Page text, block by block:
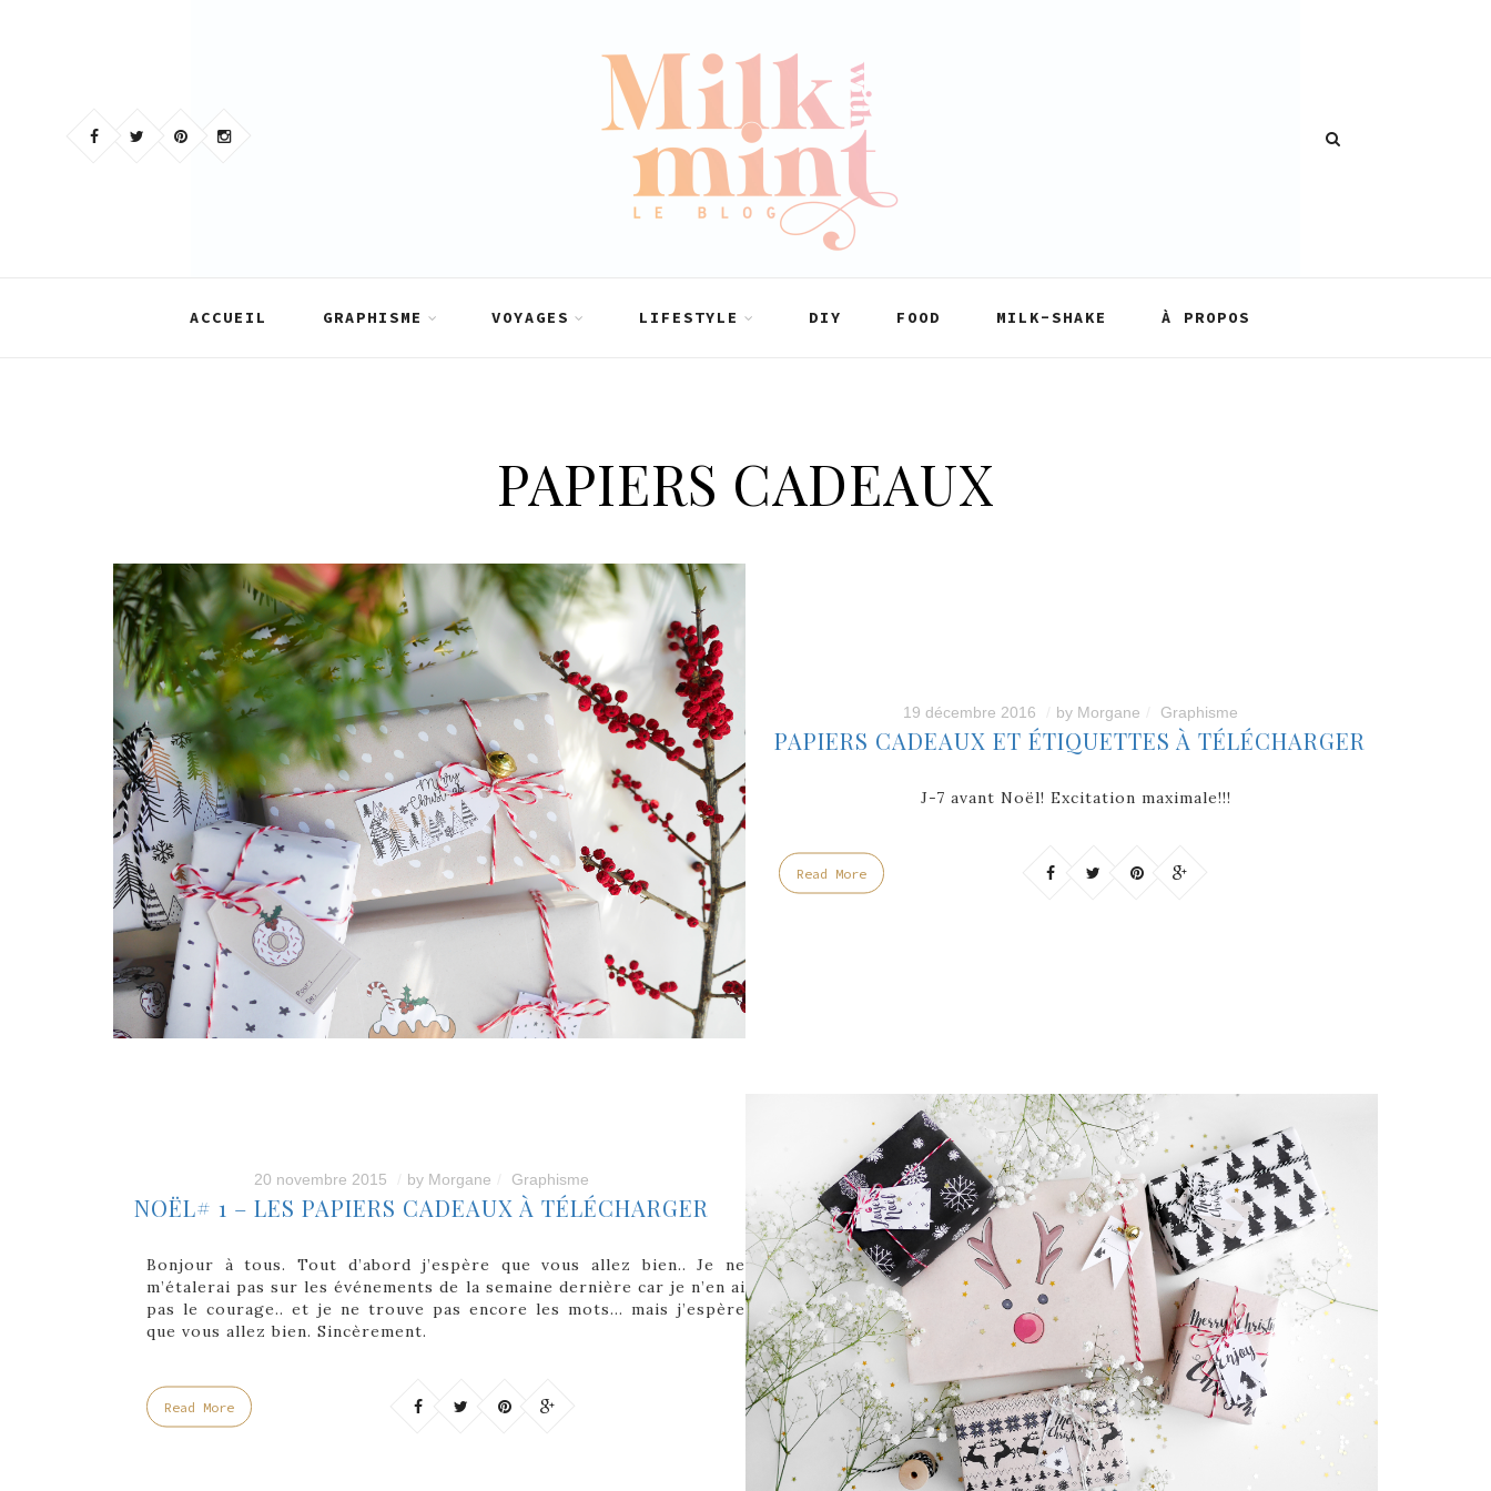
ACCUEIL GRAPHISME VOYAGES LIFESTYLE DIY FOOD MILK-SHAKE À PROPOS
PAPIERS CADEAUX
19 décembre 2016 by Morgane Graphisme
PAPIERS CADEAUX ET ÉTIQUETTES À TÉLÉCHARGER
J-7 avant Noël! Excitation maximale!!!
Read More
20 novembre 2015 by Morgane Graphisme
NOËL# 1 – LES PAPIERS CADEAUX À TÉLÉCHARGER
Bonjour à tous. Tout d’abord j’espère que vous allez bien.. Je ne
m’étalerai pas sur les événements de la semaine dernière car je n’en ai
pas le courage.. et je ne trouve pas encore les mots… mais j’espère
que vous allez bien. Sincèrement.
Read More